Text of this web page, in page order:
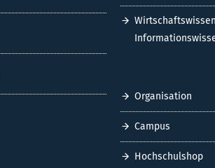
Organisation
Campus
Hochschulshop